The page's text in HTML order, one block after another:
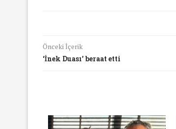
Önceki İçerik
‘İnek Duası’ beraat etti
Konuştuk
16/Nis/2018